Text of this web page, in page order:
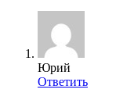
Юрий
Ответить